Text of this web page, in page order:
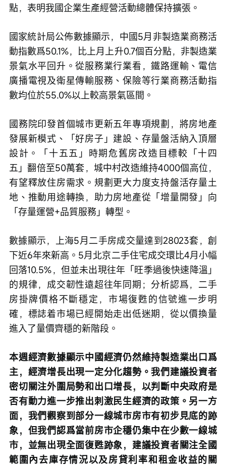
點，表明我國企業生產經營活動總體保持擴張。
國家統計局公佈數據顯示，中國5月非製造業商務活
動指數爲50.1%，比上月上升0.7個百分點，非製造業
景氣水平回升。從服務業行業看，鐵路運輸、電信
廣播電視及衛星傳輸服務、保險等行業商務活動指
數均位於55.0%以上較高景氣區間。
國務院印發首個城市更新五年專項規劃，將房地產
發展新模式、「好房子」建設、存量盤活納入頂層
設計。「十五五」時期危舊房改造目標較「十四
五」翻倍至50萬套，城中村改造維持4000個高位，
有望釋放住房需求。規劃更大力度支持盤活存量土
地、推動用途轉換，助力房地產從「增量開發」向
「存量運營+品質服務」轉型。
數據顯示，上海5月二手房成交量達到28023套，創
下近6年來新高。5月北京二手住宅成交環比4月小幅
回落10.5%，但並未出現往年「旺季過後快速降溫」
的規律，成交韌性遠超往年同期；分析認爲，二手
房掛牌價格不斷穩定，市場復甦的信號進一步明
確，標誌着市場已經開始走出低迷期，從以價換量
進入了量價齊穩的新階段。
本週經濟數據顯示中國經濟仍然維持製造業出口爲
主，經濟增長出現一定分化趨勢。我們建議投資者
密切關注外圍局勢和出口增長，以判斷中央政府是
否有動力進一步推出刺激民生經濟的政策。另一方
面，我們觀察到部分一線城市房市有初步見底的跡
象，但我們認爲當前房市企穩仍集中在少數一線城
市，並無出現全面復甦跡象，建議投資者關注全國
範圍內去庫存情況以及房貸利率和租金收益的關